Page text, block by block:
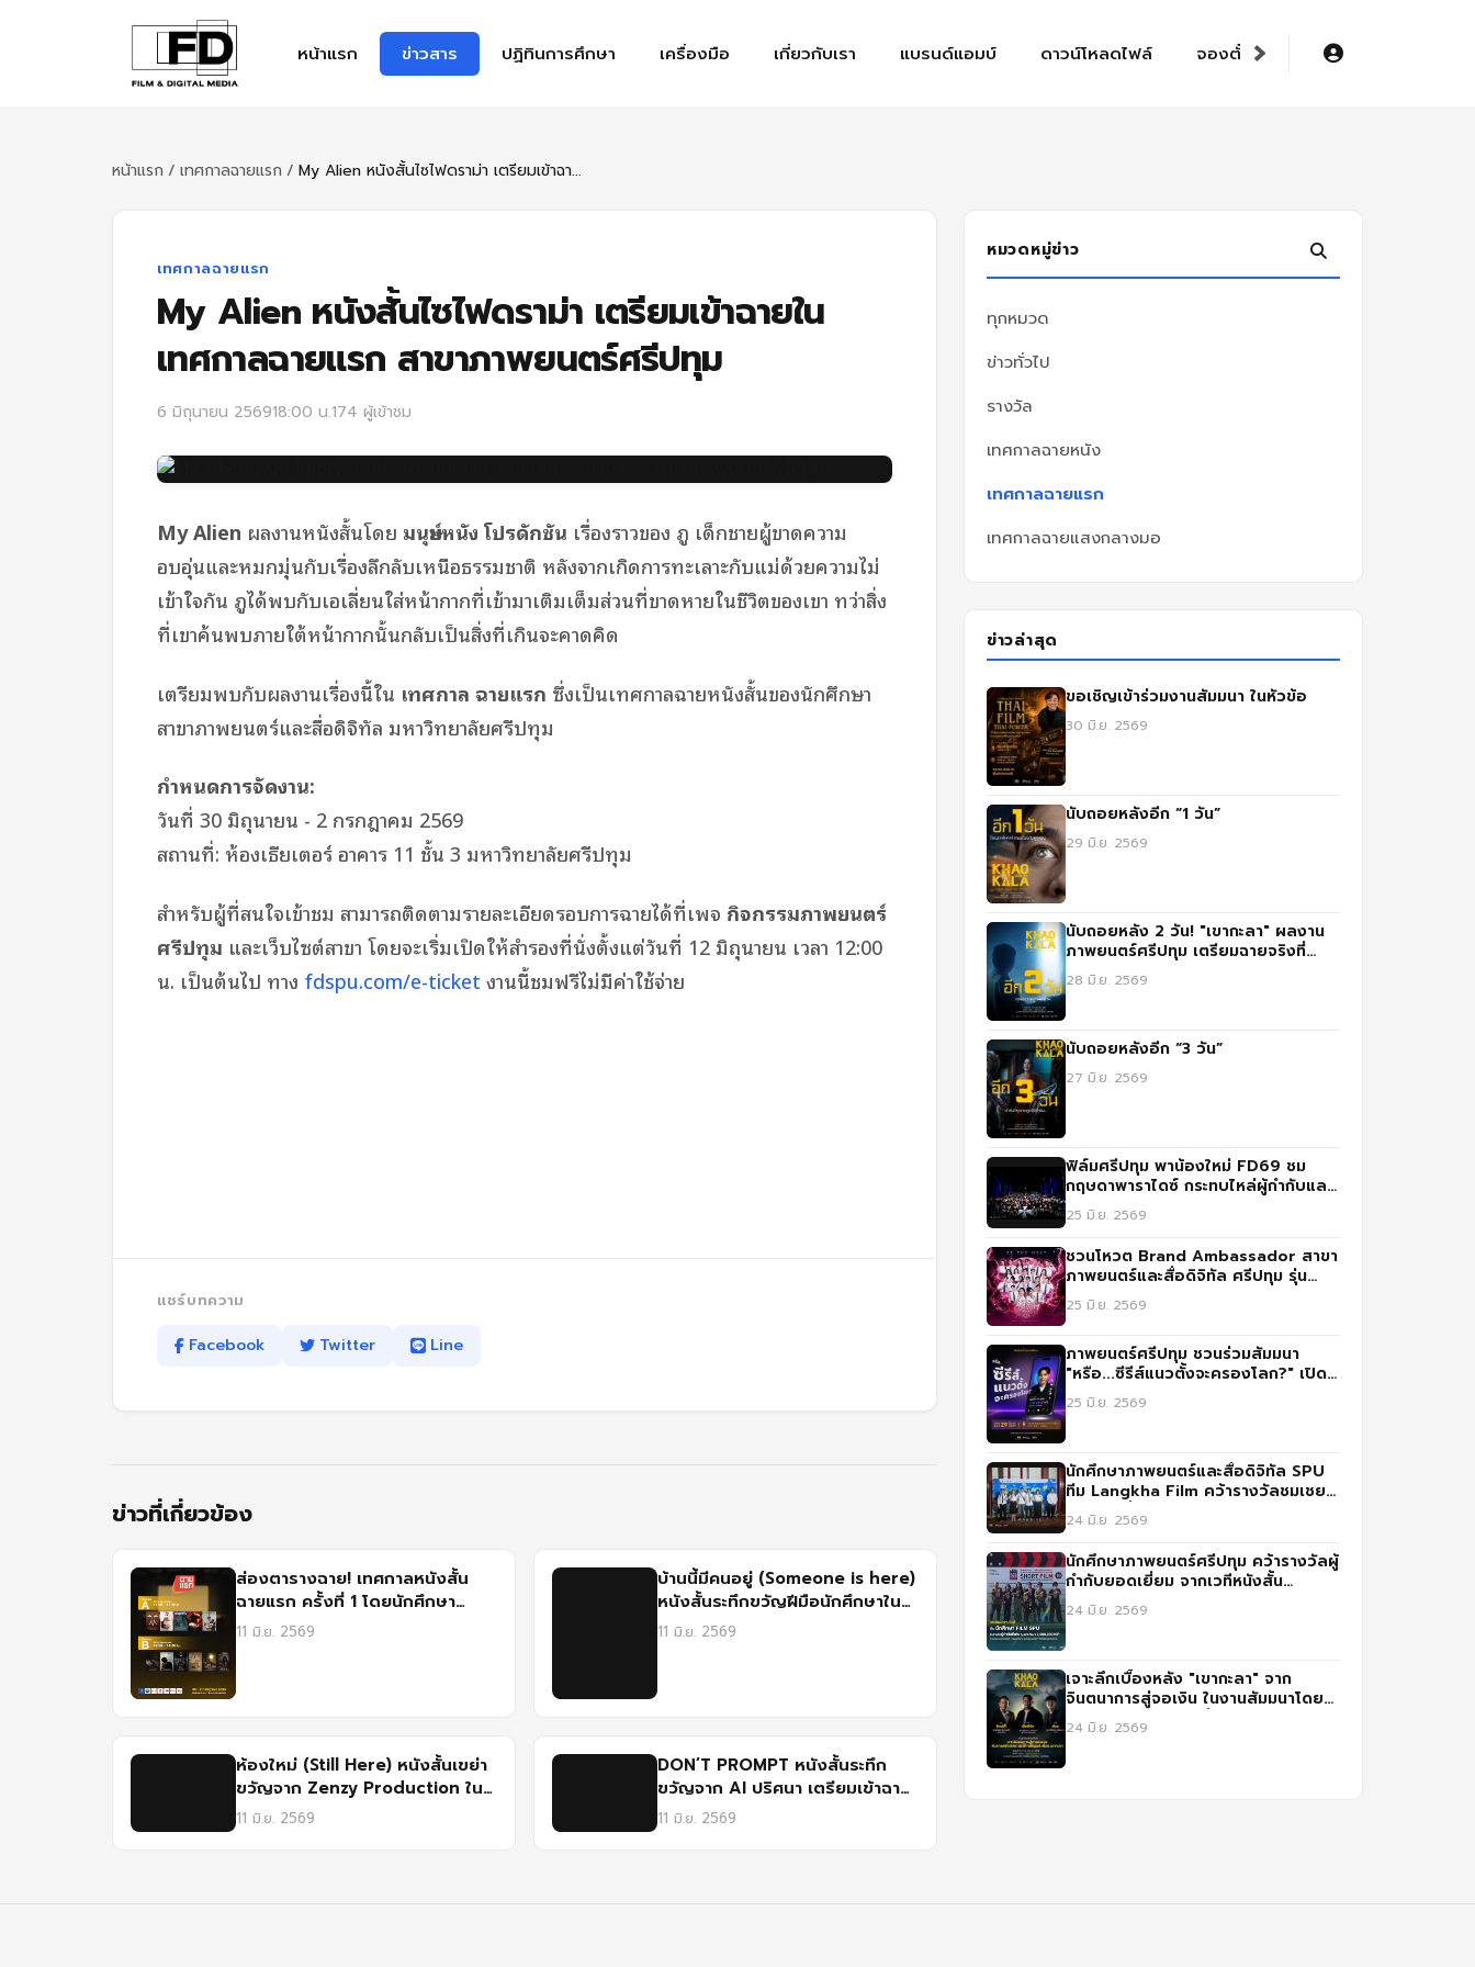
หน้าแรก ข่าวสาร ปฏิทินการศึกษา เครื่องมือ เกี่ยวกับเรา แบรนด์แอมบ์ ดาวน์โหลดไฟล์ จองตั๋วออนไลน์ E-ticket
›
หน้าแรก / เทศกาลฉายแรก / My Alien หนังสั้นไซไฟดราม่า เตรียมเข้าฉา...
เทศกาลฉายแรก
My Alien หนังสั้นไซไฟดราม่า เตรียมเข้าฉายใน
เทศกาลฉายแรก สาขาภาพยนตร์ศรีปทุม
6 มิถุนายน 256918:00 น.174 ผู้เข้าชม
My Alien ผลงานหนังสั้นโดย มนุษย์หนัง โปรดักชัน เรื่องราวของ ภู เด็กชายผู้ขาดความ
อบอุ่นและหมกมุ่นกับเรื่องลึกลับเหนือธรรมชาติ หลังจากเกิดการทะเลาะกับแม่ด้วยความไม่
เข้าใจกัน ภูได้พบกับเอเลี่ยนใส่หน้ากากที่เข้ามาเติมเต็มส่วนที่ขาดหายในชีวิตของเขา ทว่าสิ่ง
ที่เขาค้นพบภายใต้หน้ากากนั้นกลับเป็นสิ่งที่เกินจะคาดคิด
เตรียมพบกับผลงานเรื่องนี้ใน เทศกาล ฉายแรก ซึ่งเป็นเทศกาลฉายหนังสั้นของนักศึกษา
สาขาภาพยนตร์และสื่อดิจิทัล มหาวิทยาลัยศรีปทุม
กำหนดการจัดงาน:
วันที่ 30 มิถุนายน - 2 กรกฎาคม 2569
สถานที่: ห้องเธียเตอร์ อาคาร 11 ชั้น 3 มหาวิทยาลัยศรีปทุม
สำหรับผู้ที่สนใจเข้าชม สามารถติดตามรายละเอียดรอบการฉายได้ที่เพจ กิจกรรมภาพยนตร์
ศรีปทุม และเว็บไซต์สาขา โดยจะเริ่มเปิดให้สำรองที่นั่งตั้งแต่วันที่ 12 มิถุนายน เวลา 12:00
น. เป็นต้นไป ทาง fdspu.com/e-ticket งานนี้ชมฟรีไม่มีค่าใช้จ่าย
แชร์บทความ
Facebook Twitter Line
ข่าวที่เกี่ยวข้อง
ส่องตารางฉาย! เทศกาลหนังสั้น
ฉายแรก ครั้งที่ 1 โดยนักศึกษา
ภาพยนตร์และสื่อดิจิทัล
11 มิ.ย. 2569
บ้านนี้มีคนอยู่ (Someone is here)
หนังสั้นระทึกขวัญฝีมือนักศึกษาใน
เทศกาลฉายแรก ม.ศรีปทุม
11 มิ.ย. 2569
ห้องใหม่ (Still Here) หนังสั้นเขย่า
ขวัญจาก Zenzy Production ใน
เทศกาลฉายแรก ฟิล์มศรีปทุม
11 มิ.ย. 2569
DON’T PROMPT หนังสั้นระทึก
ขวัญจาก AI ปริศนา เตรียมเข้าฉาย
ในเทศกาลฉายแรกโดยฟิล์มศรีปทุม
11 มิ.ย. 2569
หมวดหมู่ข่าว
ทุกหมวด
ข่าวทั่วไป
รางวัล
เทศกาลฉายหนัง
เทศกาลฉายแรก
เทศกาลฉายแสงกลางมอ
ข่าวล่าสุด
ขอเชิญเข้าร่วมงานสัมมนา ในหัวข้อ
30 มิ.ย. 2569
นับถอยหลังอีก “1 วัน”
29 มิ.ย. 2569
นับถอยหลัง 2 วัน! "เขากะลา" ผลงาน
ภาพยนตร์ศรีปทุม เตรียมฉายจริงที่
SFX เซ็นทรัล ลาดพร้าว
28 มิ.ย. 2569
นับถอยหลังอีก “3 วัน”
27 มิ.ย. 2569
ฟิล์มศรีปทุม พาน้องใหม่ FD69 ชม
กฤษดาพาราไดซ์ กระทบไหล่ผู้กำกับและ
นักแสดงแชร์ประสบการณ์จริง
25 มิ.ย. 2569
ชวนโหวต Brand Ambassador สาขา
ภาพยนตร์และสื่อดิจิทัล ศรีปทุม รุ่น
FD69
25 มิ.ย. 2569
ภาพยนตร์ศรีปทุม ชวนร่วมสัมมนา
"หรือ...ซีรีส์แนวตั้งจะครองโลก?" เปิด
มุมมองใหม่การสร้างคอนเทนต์ยุคดิจิทัล
25 มิ.ย. 2569
นักศึกษาภาพยนตร์และสื่อดิจิทัล SPU
ทีม Langkha Film คว้ารางวัลชมเชย
ประกวดสื่อ IGNITE CREATIVITY
CHALLENGE ปี 3
24 มิ.ย. 2569
นักศึกษาภาพยนตร์ศรีปทุม คว้ารางวัลผู้
กำกับยอดเยี่ยม จากเวทีหนังสั้น
นานาชาติ ณ สปป.ลาว
24 มิ.ย. 2569
เจาะลึกเบื้องหลัง "เขากะลา" จาก
จินตนาการสู่จอเงิน ในงานสัมมนาโดย
สาขาภาพยนตร์และสื่อดิจิทัล ม.ศรีปทุม
24 มิ.ย. 2569